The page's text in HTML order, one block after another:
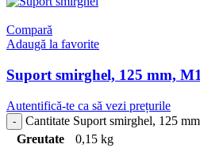
Compară
Adaugă la favorite
Suport smirghel, 125 mm,
Autentifică-te ca să vezi prețurile
Cantitate Suport smirghel, 125
Greutate
0,15 kg